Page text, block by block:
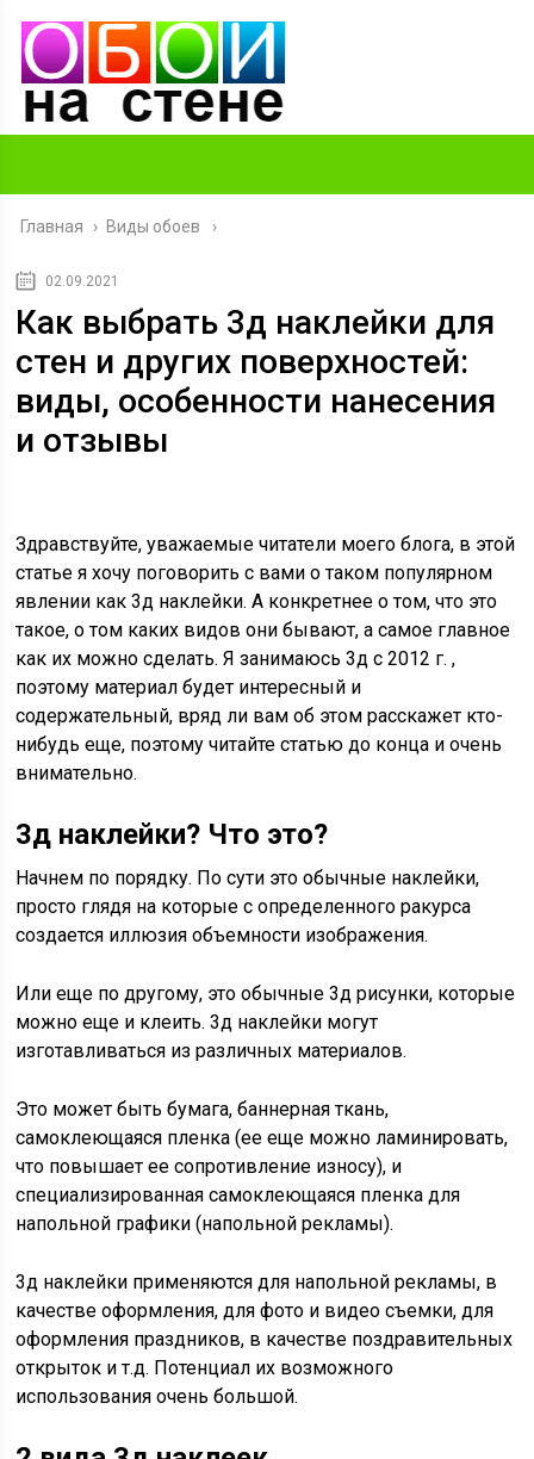
Главная › Виды обоев
02.09.2021
Как выбрать 3д наклейки для
стен и других поверхностей:
виды, особенности нанесения
и отзывы
Здравствуйте, уважаемые читатели моего блога, в этой
статье я хочу поговорить с вами о таком популярном
явлении как 3д наклейки. А конкретнее о том, что это
такое, о том каких видов они бывают, а самое главное
как их можно сделать. Я занимаюсь 3д с 2012 г. ,
поэтому материал будет интересный и
содержательный, вряд ли вам об этом расскажет кто-
нибудь еще, поэтому читайте статью до конца и очень
внимательно.
3д наклейки? Что это?
Начнем по порядку. По сути это обычные наклейки,
просто глядя на которые с определенного ракурса
создается иллюзия объемности изображения.
Или еще по другому, это обычные 3д рисунки, которые
можно еще и клеить. 3д наклейки могут
изготавливаться из различных материалов.
Это может быть бумага, баннерная ткань,
самоклеющаяся пленка (ее еще можно ламинировать,
что повышает ее сопротивление износу), и
специализированная самоклеющаяся пленка для
напольной графики (напольной рекламы).
3д наклейки применяются для напольной рекламы, в
качестве оформления, для фото и видео съемки, для
оформления праздников, в качестве поздравительных
открыток и т.д. Потенциал их возможного
использования очень большой.